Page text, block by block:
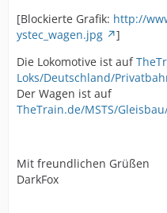
[Blockierte Grafik: http://
ystec_wagen.jpg
]
Die Lokomotive ist auf
Loks/Deutschland/
Der Wagen ist auf
TheTrain.de/MSTS/
Mit freundlichen Grüßen
DarkFox